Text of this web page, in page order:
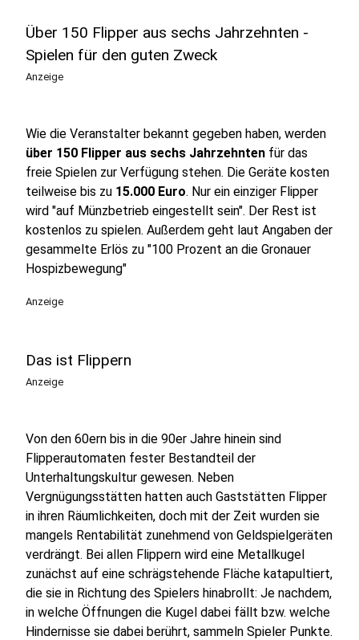
Über 150 Flipper aus sechs Jahrzehnten -
Spielen für den guten Zweck
Anzeige
Wie die Veranstalter bekannt gegeben haben, werden
über 150 Flipper aus sechs Jahrzehnten für das
freie Spielen zur Verfügung stehen. Die Geräte kosten
teilweise bis zu 15.000 Euro. Nur ein einziger Flipper
wird "auf Münzbetrieb eingestellt sein". Der Rest ist
kostenlos zu spielen. Außerdem geht laut Angaben der
gesammelte Erlös zu "100 Prozent an die Gronauer
Hospizbewegung"
Anzeige
Das ist Flippern
Anzeige
Von den 60ern bis in die 90er Jahre hinein sind
Flipperautomaten fester Bestandteil der
Unterhaltungskultur gewesen. Neben
Vergnügungsstätten hatten auch Gaststätten Flipper
in ihren Räumlichkeiten, doch mit der Zeit wurden sie
mangels Rentabilität zunehmend von Geldspielgeräten
verdrängt. Bei allen Flippern wird eine Metallkugel
zunächst auf eine schrägstehende Fläche katapultiert,
die sie in Richtung des Spielers hinabrollt: Je nachdem,
in welche Öffnungen die Kugel dabei fällt bzw. welche
Hindernisse sie dabei berührt, sammeln Spieler Punkte.